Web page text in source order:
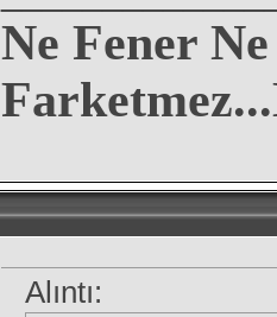
Ne Fener
Alıntı: